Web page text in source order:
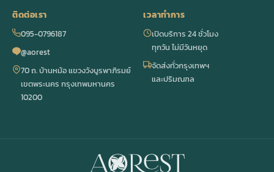
ติดต่อเรา
095-0796187
@aorest
70 ถ. บ้านหม้อ แขวงวังบูรพาภิรมย์
เขตพระนคร กรุงเทพมหานคร
10200
เวลาทำการ
เปิดบริการ 24 ชั่วโมง
ทุกวัน ไม่มีวันหยุด
จัดส่งทั่วกรุงเทพฯ
และปริมณฑล